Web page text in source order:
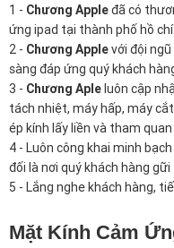
1 - Chương Appleđã có
ứng ipad tại thành phố hồ
2 - Chương Applevới đội
sàng đáp ứng quý khách
3 - Chương Apleluôn cập
tách nhiệt, máy hấp, máy
ép kính lấy liền và tham
4 - Luôn công khai minh
đối là nơi quý khách hàng
5 - Lắng nghe khách hàng,
Mặt Kính Cảm